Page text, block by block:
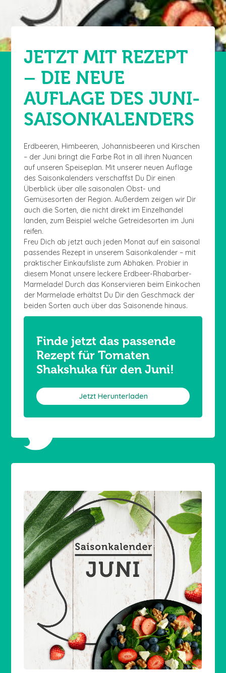
JETZT MIT REZEPT
– DIE NEUE
AUFLAGE DES JUNI-
SAISONKALENDERS
Erdbeeren, Himbeeren, Johannisbeeren und Kirschen
– der Juni bringt die Farbe Rot in all ihren Nuancen
auf unseren Speiseplan. Mit unserer neuen Auflage
des Saisonkalenders verschaffst Du Dir einen
Überblick über alle saisonalen Obst- und
Gemüsesorten der Region. Außerdem zeigen wir Dir
auch die Sorten, die nicht direkt im Einzelhandel
landen, zum Beispiel welche Getreidesorten im Juni
reifen.
Freu Dich ab jetzt auch jeden Monat auf ein saisonal
passendes Rezept in unserem Saisonkalender – mit
praktischer Einkaufsliste zum Abhaken. Probier in
diesem Monat unsere leckere Erdbeer-Rhabarber-
Marmelade! Durch das Konservieren beim Einkochen
der Marmelade erhältst Du Dir den Geschmack der
beiden Sorten auch über das Saisonende hinaus.
Finde jetzt das passende
Rezept für Tomaten
Shakshuka für den Juni!
Jetzt Herunterladen